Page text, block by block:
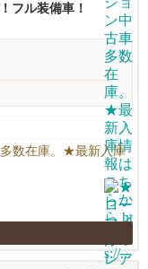
フル装備車！
数在庫。★最新入庫